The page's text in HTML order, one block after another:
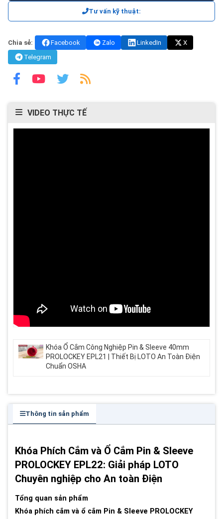
Tư vấn kỹ thuật:
Chia sẻ: Facebook Zalo LinkedIn
X
Telegram
VIDEO THỰC TẾ
Khóa Ổ Cắm Công Nghiệp Pin & Sleeve 40mm
PROLOCKEY EPL21 | Thiết Bị LOTO An Toàn Điện
Chuẩn OSHA
Thông tin sản phẩm
Khóa Phích Cắm và Ổ Cắm Pin & Sleeve
PROLOCKEY EPL22: Giải pháp LOTO
Chuyên nghiệp cho An toàn Điện
Tổng quan sản phẩm
Khóa phích cắm và ổ cắm Pin & Sleeve PROLOCKEY